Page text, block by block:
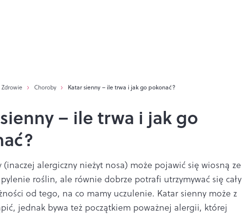
Zdrowie Choroby Katar sienny – ile trwa i jak go pokonać?
– ile trwa i jak go
(inaczej alergiczny nieżyt nosa) może pojawić się wiosną ze
roślin, ale równie dobrze potrafi utrzymywać się cały
od tego, na co mamy uczulenie. Katar sienny może z
jednak bywa też początkiem poważnej alergii, której